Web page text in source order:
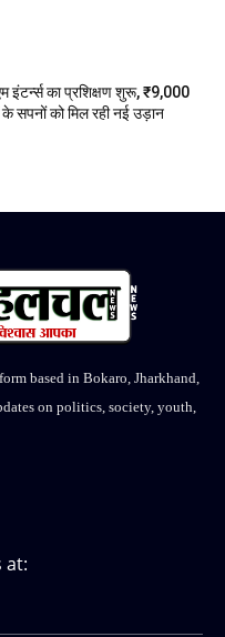
इंटर्न्स का प्रशिक्षण शुरू, ₹9,000
सपनों को मिल रही नई उड़ान
based in Bokaro, Jharkhand,
on politics, society, youth,
at: